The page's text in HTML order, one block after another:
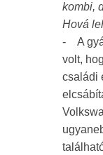
kombi,
Hová
- A
volt,
családi